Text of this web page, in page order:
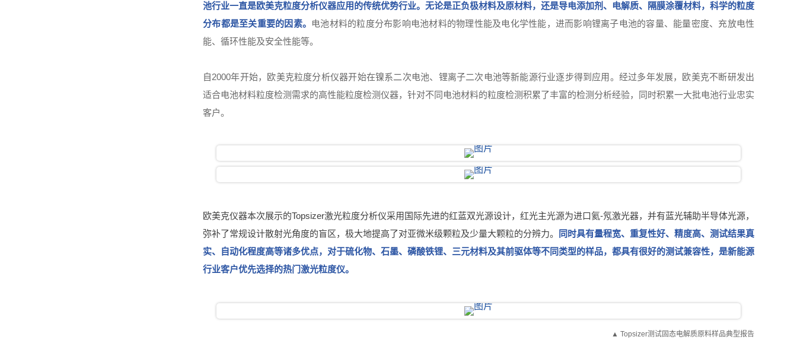
池行业一直是欧美克粒度分析仪器应用的传统优势行业。无论是正负极材料及原材料，还是导电添加剂、电解质、隔膜涂覆材料，科学的粒度
分布都是至关重要的因素。
电池材料的粒度分布影响电池材料的物理性能及电化学性能，进而影响锂离子电池的容量、能量密度、充放电性
能、循环性能及安全性能等。
自2000年开始，欧美克粒度分析仪器开始在镍系二次电池、锂离子二次电池等新能源行业逐步得到应用。经过多年发展，欧美克不断研发出
适合电池材料粒度检测需求的高性能粒度检测仪器，针对不同电池材料的粒度检测积累了丰富的检测分析经验，同时积累一大批电池行业忠实
客户。
欧美克仪器本次展示的Topsizer激光粒度分析仪采用国际先进的红蓝双光源设计，红光主光源为进口氦-氖激光器，并有蓝光辅助半导体光源，
弥补了常规设计散射光角度的盲区，极大地提高了对亚微米级颗粒及少量大颗粒的分辨力。
同时具有量程宽、重复性好、精度高、测试结果真
实、自动化程度高等诸多优点，对于硫化物、石墨、磷酸铁锂、三元材料及其前驱体等不同类型的样品，都具有很好的测试兼容性，是新能源
行业客户优先选择的热门激光粒度仪。
▲ Topsizer测试固态电解质原料样品典型报告